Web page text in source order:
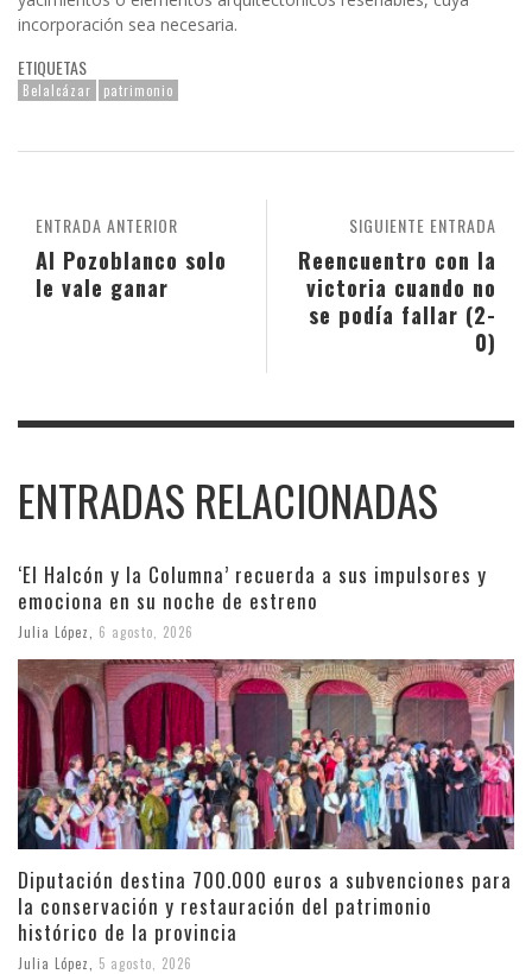
incorporación sea necesaria.
ETIQUETAS
Belalcázar patrimonio
SIGUIENTE ENTRADA
Reencuentro con la
victoria cuando no
se podía fallar (2-
0)
ENTRADA ANTERIOR
Al Pozoblanco solo
le vale ganar
ENTRADAS RELACIONADAS
‘El Halcón y la Columna’ recuerda a sus impulsores y
emociona en su noche de estreno
Julia López 6 agosto, 2026
Diputación destina 700.000 euros a subvenciones para
la conservación y restauración del patrimonio
histórico de la provincia
Julia López 5 agosto, 2026